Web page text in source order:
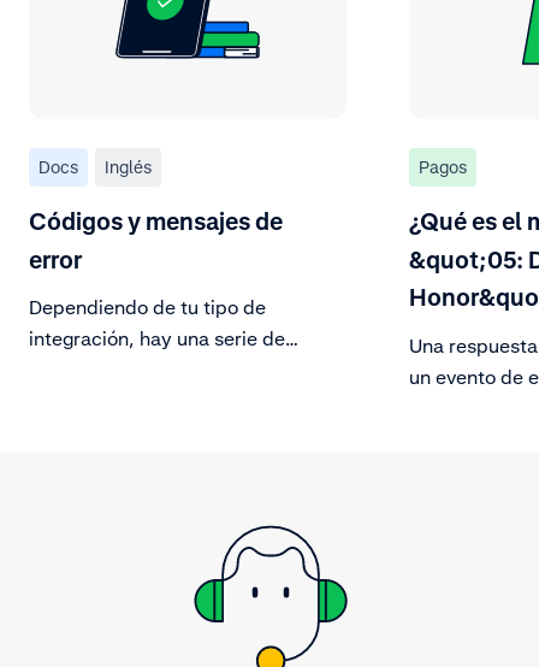
Docs Inglés
Códigos y mensajes de
error
Dependiendo de tu tipo de
integración, hay una serie de
Pagos
¿Qué es el
&quot;05:
Una
un evento de